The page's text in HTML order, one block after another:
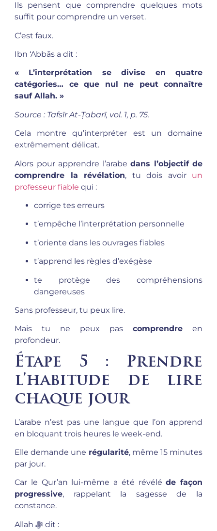
Ils pensent que comprendre quelques mots
suffit pour comprendre un verset.
C’est faux.
Ibn ‘Abbās a dit :
« L’interprétation se divise en quatre
catégories… ce que nul ne peut connaître
sauf Allah. »
Source : Tafsīr At-Ṭabarī, vol. 1, p. 75.
Cela montre qu’interpréter est un domaine
extrêmement délicat.
Alors pour apprendre l’arabe dans l’objectif de
comprendre la révélation, tu dois avoir un
professeur fiable qui :
corrige tes erreurs
t’empêche l’interprétation personnelle
t’oriente dans les ouvrages fiables
t’apprend les règles d’exégèse
te protège des compréhensions
dangereuses
Sans professeur, tu peux lire.
Mais tu ne peux pas comprendre en
profondeur.
Étape 5 : Prendre
l’habitude de lire
chaque jour
L’arabe n’est pas une langue que l’on apprend
en bloquant trois heures le week-end.
Elle demande une régularité, même 15 minutes
par jour.
Car le Qur’an lui-même a été révéléde façon
progressive, rappelant la sagesse de la
constance.
Allah ﷻ dit :